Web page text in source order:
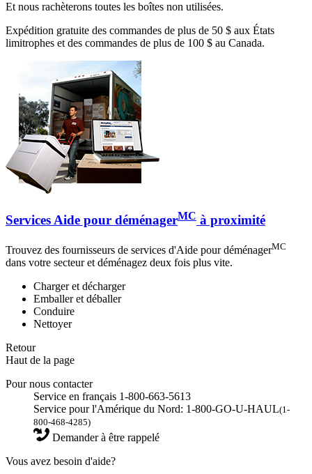
Et nous rachèterons toutes les boîtes non utilisées.
Expédition gratuite des commandes de plus de 50 $ aux États
limitrophes et des commandes de plus de 100 $ au Canada.
Services Aide pour déménagerMC à proximité
Trouvez des fournisseurs de services d'Aide pour déménagerMC
dans votre secteur et déménagez deux fois plus vite.
Charger et décharger
Emballer et déballer
Conduire
Nettoyer
Retour
Haut de la page
Pour nous contacter
Service en français 1-800-663-5613
Service pour l'Amérique du Nord: 1-800-GO-U-HAUL(1-
800-468-4285)
Demander à être rappelé
Vous avez besoin d'aide?